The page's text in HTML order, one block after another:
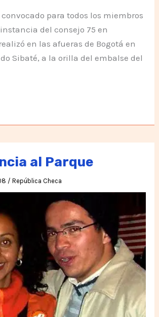
para todos los miembros
del consejo 75 en
en las afueras de Bogotá en
Sibaté, a la orilla del embalse del
al Parque
/República Checa